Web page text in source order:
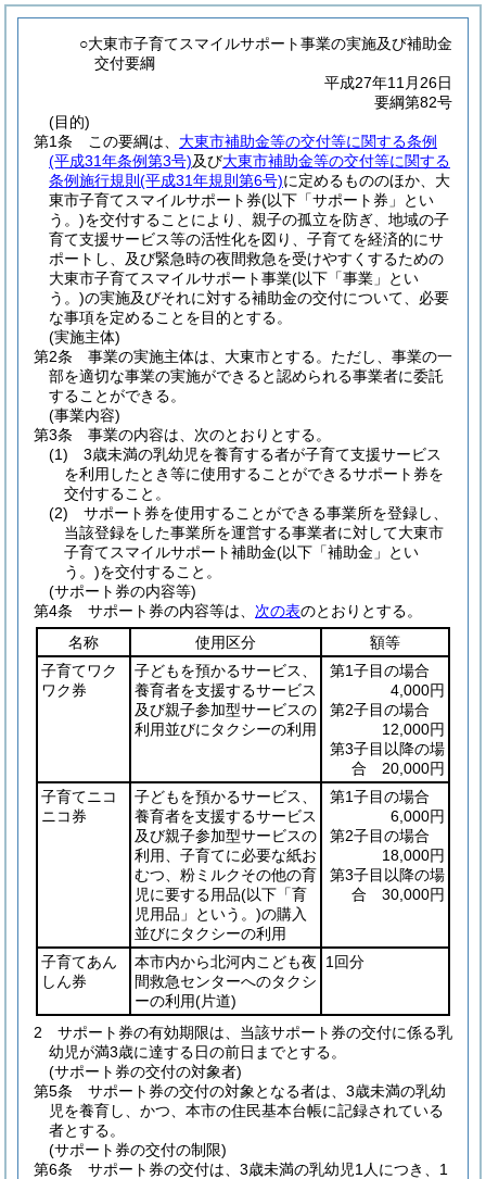
○大東市子育てスマイルサポート事業の実施及び補助金
交付要綱
平成27年11月26日
要綱第82号
(目的)
第1条
この要綱は、 大東市補助金等の交付等に関する条例
(平成31年条例第3号)及び大東市補助金等の交付等に関する
条例施行規則 (平成31年規則第6号)に定めるもののほか、大
東市子育てスマイルサポート券(以下「サポート券」とい
う。)を交付することにより、親子の孤立を防ぎ、地域の子
育て支援サービス等の活性化を図り、子育てを経済的にサ
ポートし、及び緊急時の夜間救急を受けやすくするための
大東市子育てスマイルサポート事業(以下「事業」とい
う。)の実施及びそれに対する補助金の交付について、必要
な事項を定めることを目的とする。
(実施主体)
第2条
事業の実施主体は、大東市とする。 ただし、事業の一
部を適切な事業の実施ができると認められる事業者に委託
することができる。
(事業内容)
第3条
事業の内容は、次のとおりとする。
(1)
3歳未満の乳幼児を養育する者が子育て支援サービス
を利用したとき等に使用することができるサポート券を
交付すること。
(2)
サポート券を使用することができる事業所を登録し、
当該登録をした事業所を運営する事業者に対して大東市
子育てスマイルサポート補助金(以下「補助金」とい
う。)を交付すること。
(サポート券の内容等)
第4条
サポート券の内容等は、 次の表のとおりとする。
名称
使用区分
額等
子育てワク
ワク券
子どもを預かるサービス、
養育者を支援するサービス
及び親子参加型サービスの
利用並びにタクシーの利用
第1子目の場合
4,000円
第2子目の場合
12,000円
第3子目以降の場
合 20,000円
子育てニコ
ニコ券
子どもを預かるサービス、
養育者を支援するサービス
及び親子参加型サービスの
利用、子育てに必要な紙お
むつ、粉ミルクその他の育
児に要する用品(以下「育
児用品」という。)の購入
並びにタクシーの利用
第1子目の場合
6,000円
第2子目の場合
18,000円
第3子目以降の場
合 30,000円
子育てあん
しん券
本市内から北河内こども夜
間救急センターへのタクシ
ーの利用(片道)
1回分
2
サポート券の有効期限は、当該サポート券の交付に係る乳
幼児が満3歳に達する日の前日までとする。
(サポート券の交付の対象者)
第5条
サポート券の交付の対象となる者は、3歳未満の乳幼
児を養育し、かつ、本市の住民基本台帳に記録されている
者とする。
(サポート券の交付の制限)
第6条
サポート券の交付は、3歳未満の乳幼児1人につき、1